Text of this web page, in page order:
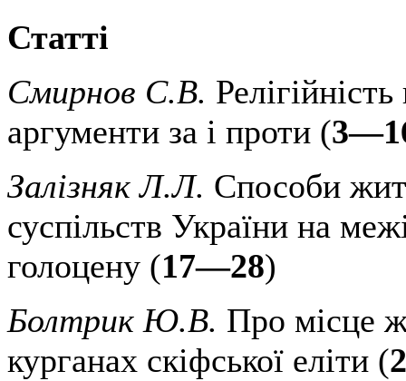
Статті
Смирнов С.В.
аргументи за і проти (
Залізняк Л.Л. Способи
суспільств України на
голоцену (17—28)
Болтрик Ю.В. Про місце
курганах скіфської еліти (